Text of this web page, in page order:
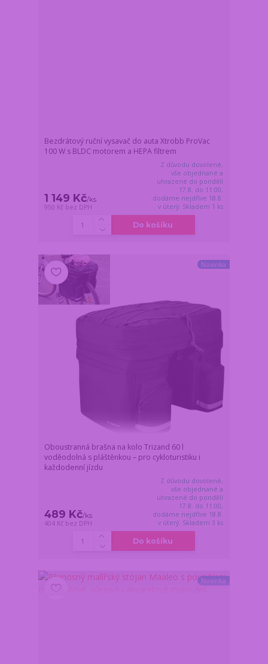
Bezdrátový ruční vysavač do auta Xtrobb ProVac
100 W s BLDC motorem a HEPA filtrem
1 149 Kč/ks
950 Kč bez DPH
Z důvodu dovolené,
vše objednané a
uhrazené do pondělí
17.8. do 11:00,
dodáme nejdříve 18.8.
v úterý. Skladem 1 ks
Do košíku
Novinka
Oboustranná brašna na kolo Trizand 60 l
voděodolná s pláštěnkou – pro cykloturistiku i
každodenní jízdu
489 Kč/ks
404 Kč bez DPH
Z důvodu dovolené,
vše objednané a
uhrazené do pondělí
17.8. do 11:00,
dodáme nejdříve 18.8.
v úterý. Skladem 3 ks
Do košíku
Novinka